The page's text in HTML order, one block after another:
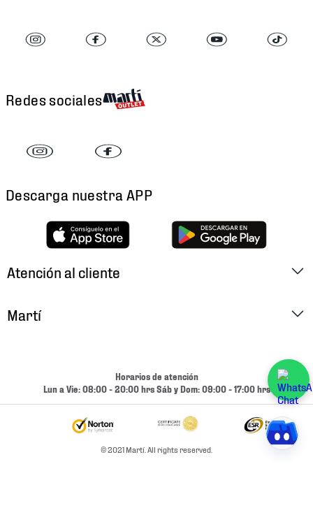
Redes sociales
Descarga nuestra APP
Atención al cliente
Cambios y Devoluciones
Condiciones de Entrega
Martí
Términos y Condiciones
Horarios de atención
Lun a Vie: 08:00 - 20:00 hrs Sáb y Dom: 09:00 - 17:00 hrs
© 2021 Martí. All rights reserved.